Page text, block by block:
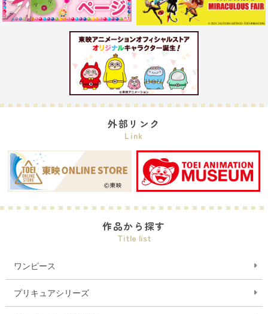
外部リンク
Link
作品から探す
Title list
ワンピース
プリキュアシリーズ